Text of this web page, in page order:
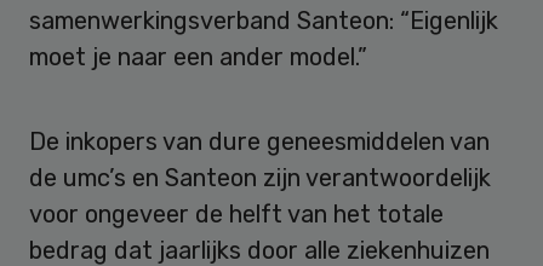
samenwerkingsverband Santeon: “Eigenlijk
moet je naar een ander model.”
De inkopers van dure geneesmiddelen van
de umc’s en Santeon zijn verantwoordelijk
voor ongeveer de helft van het totale
bedrag dat jaarlijks door alle ziekenhuizen